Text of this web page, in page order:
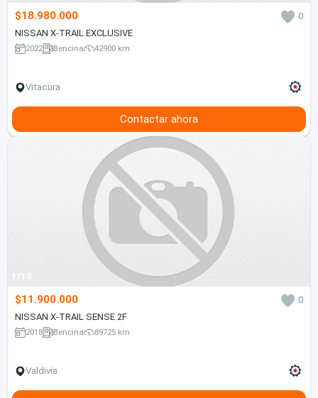
$18.980.000
0
NISSAN X-TRAIL EXCLUSIVE
2022 Bencina 42900 km
Vitacura
Contactar ahora
1/13
$11.900.000
0
NISSAN X-TRAIL SENSE 2F
2018 Bencina 89725 km
Valdivia